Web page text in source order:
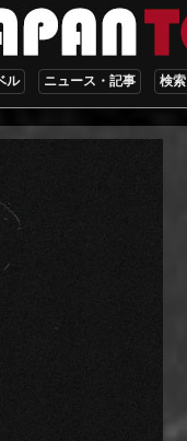
ル ニュース・記事 検索